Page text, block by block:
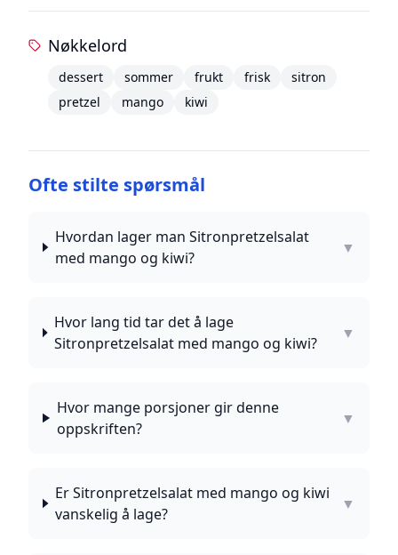
Nøkkelord
dessert sommer frukt frisk
sitron
pretzel
mango kiwi
Ofte stilte spørsmål
Hvordan lager man Sitronpretzelsalat
med mango og kiwi?
▼
Hvor lang tid tar det å lage
Sitronpretzelsalat med mango og kiwi?
▼
Hvor mange porsjoner gir denne
oppskriften?
▼
Er Sitronpretzelsalat med mango og kiwi
vanskelig å lage?
▼